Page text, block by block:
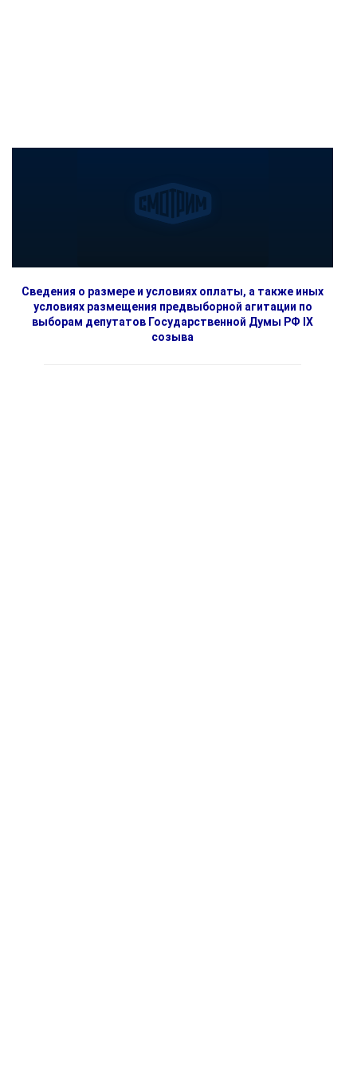
Сведения о размере и условиях оплаты, а также иных
условиях размещения предвыборной агитации по
выборам депутатов Государственной Думы РФ IX
созыва